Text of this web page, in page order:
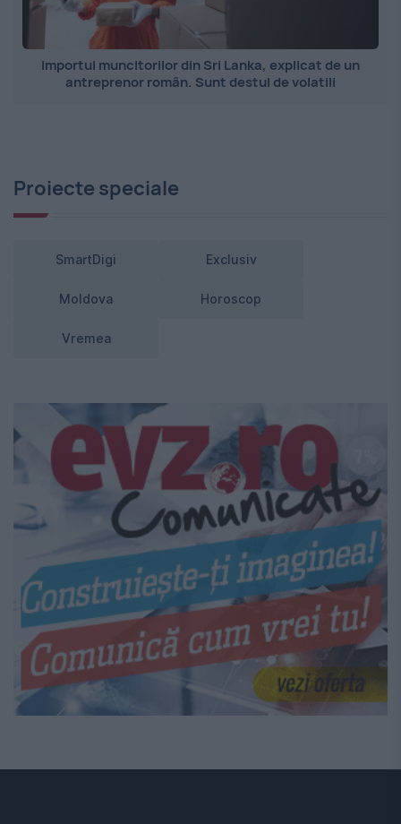
Importul muncitorilor din Sri Lanka, explicat de un
antreprenor român. Sunt destul de volatili
Proiecte speciale
SmartDigi Exclusiv
Moldova Horoscop
Vremea